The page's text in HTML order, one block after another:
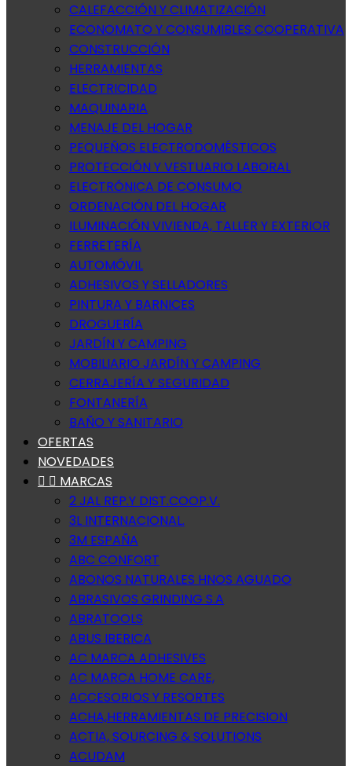
CALEFACCIÓN Y CLIMATIZACIÓN
ECONOMATO Y CONSUMIBLES COOPERATIVA
CONSTRUCCIÓN
HERRAMIENTAS
ELECTRICIDAD
MAQUINARIA
MENAJE DEL HOGAR
PEQUEÑOS ELECTRODOMÉSTICOS
PROTECCIÓN Y VESTUARIO LABORAL
ELECTRÓNICA DE CONSUMO
ORDENACIÓN DEL HOGAR
ILUMINACIÓN VIVIENDA, TALLER Y EXTERIOR
FERRETERÍA
AUTOMÓVIL
ADHESIVOS Y SELLADORES
PINTURA Y BARNICES
DROGUERÍA
JARDÍN Y CAMPING
MOBILIARIO JARDÍN Y CAMPING
CERRAJERÍA Y SEGURIDAD
FONTANERÍA
BAÑO Y SANITARIO
OFERTAS
NOVEDADES
  MARCAS
2 JAL REP.Y DIST.COOP.V.
3L INTERNACIONAL.
3M ESPAÑA
ABC CONFORT
ABONOS NATURALES HNOS AGUADO
ABRASIVOS GRINDING S.A
ABRATOOLS
ABUS IBERICA
AC MARCA ADHESIVES
AC MARCA HOME CARE,
ACCESORIOS Y RESORTES
ACHA,HERRAMIENTAS DE PRECISION
ACTIA, SOURCING & SOLUTIONS
ACUDAM